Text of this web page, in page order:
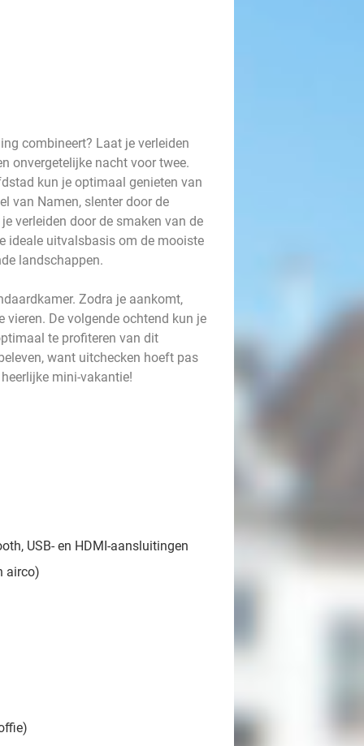
combineert? Laat je verleiden
onvergetelijke nacht voor twee.
kun je optimaal genieten van
van Namen, slenter door de
verleiden door de smaken van de
ideale uitvalsbasis om de mooiste
landschappen.
Zodra je aankomt,
De volgende ochtend kun je
te profiteren van dit
want uitchecken hoeft pas
mini-vakantie!
USB- en HDMI-aansluitingen
airco)